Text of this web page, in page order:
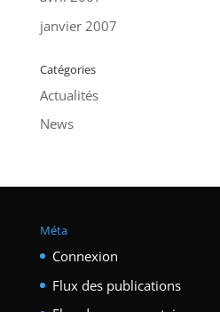
janvier 2007
Catégories
Actualités
News
Méta
Connexion
Flux des publications